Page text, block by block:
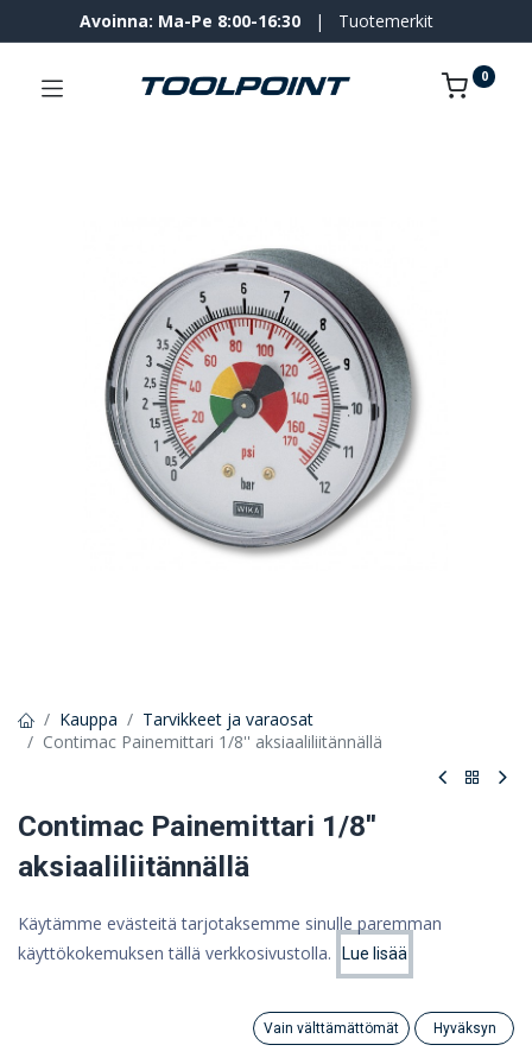
Hinta:
Lisää ostoskoriin
Category
Avoinna: Ma-Pe 8:00-16:30 | Tuotemerkit
0
Kauppa
Tarvikkeet ja varaosat
Contimac Painemittari 1/8'' aksiaaliliitännällä
Contimac Painemittari 1/8''
aksiaaliliitännällä
Pyydä tarjous ottamalla meihin yhteyttä
Käytämme evästeitä tarjotaksemme sinulle paremman
käyttökokemuksen tällä verkkosivustolla.
Lue lisää
Vain välttämättömät Hyväksyn